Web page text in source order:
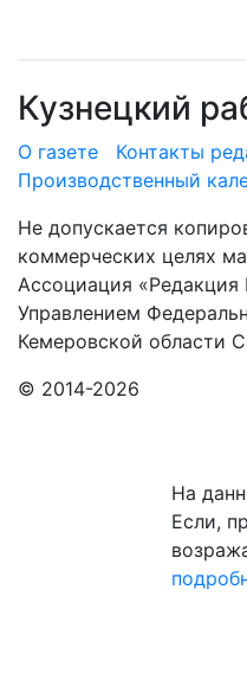
Кузнецкий
О газете Контакты
Производственный
Не допускается
коммерческих целях
Ассоциация «Редакция
Управлением
Кемеровской области
© 2014-2026
На
Если,